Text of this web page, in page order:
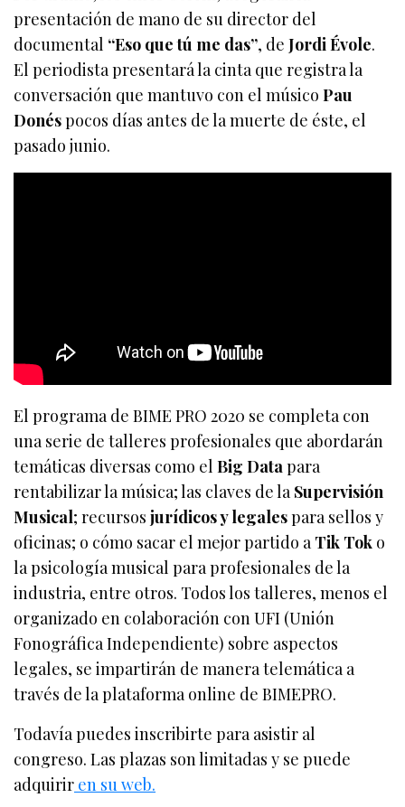
presentación de mano de su director del
documental “Eso que tú me das”, deJordi Évole.
El periodista presentará la cinta que registra la
conversación que mantuvo con el músicoPau
Donéspocos días antes de la muerte de éste, el
pasado junio.
El programa de BIME PRO 2020 se completa con
una serie de talleres profesionales que abordarán
temáticas diversas como elBig Datapara
rentabilizar la música; las claves de la Supervisión
Musical; recursosjurídicos y legalespara sellos y
oficinas; o cómo sacar el mejor partido a Tik Tok o
la psicología musical para profesionales de la
industria, entre otros. Todos los talleres, menos el
organizado en colaboración con UFI (Unión
Fonográfica Independiente) sobre aspectos
legales, se impartirán de manera telemática a
través de la plataforma online de BIMEPRO.
Todavía puedes inscribirte para asistir al
congreso. Las plazas son limitadas y se puede
adquirir en su web.